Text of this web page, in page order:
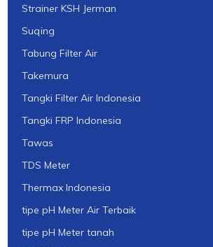
Strainer KSH Jerman
Suqing
Tabung Filter Air
Takemura
Tangki Filter Air Indonesia
Tangki FRP Indonesia
Tawas
TDS Meter
Thermax Indonesia
tipe pH Meter Air Terbaik
tipe pH Meter tanah